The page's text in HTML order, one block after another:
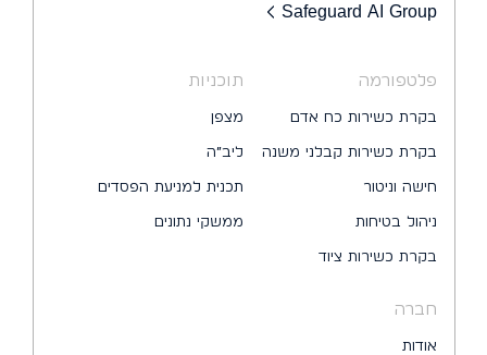
Safeguard AI Group
פלטפורמה
בקרת כשירות כח אדם
בקרת כשירות קבלני משנה
חישה וניטור
ניהול בטיחות
בקרת כשירות ציוד
תוכניות
מצפן
ליב״ה
תכנית למניעת הפסדים
ממשקי נתונים
חברה
אודות